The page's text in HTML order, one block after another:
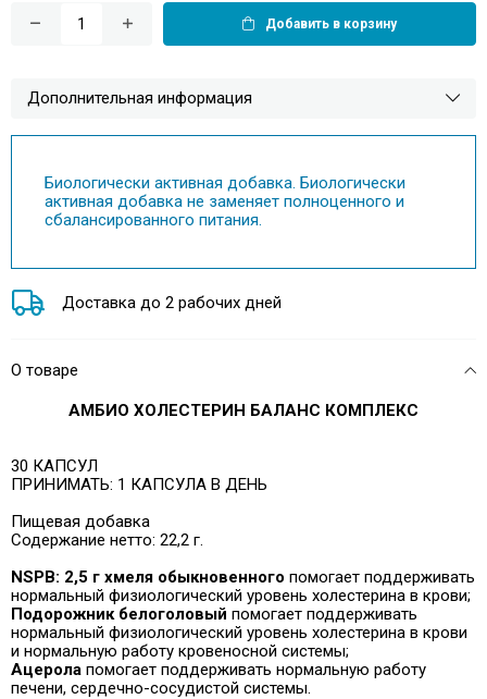
Добавить в корзину
Дополнительная информация
Биологически активная добавка. Биологически
активная добавка не заменяет полноценного и
сбалансированного питания.
Доставка до 2 рабочих дней
О товаре
АМБИО ХОЛЕСТЕРИН БАЛАНС КОМПЛЕКС
30 КАПСУЛ
ПРИНИМАТЬ: 1 КАПСУЛА В ДЕНЬ
Пищевая добавка
Содержание нетто: 22,2 г.
NSPB: 2,5 г хмеля обыкновенного помогает поддерживать
нормальный физиологический уровень холестерина в крови;
Подорожник белоголовый помогает поддерживать
нормальный физиологический уровень холестерина в крови
и нормальную работу кровеносной системы;
Ацерола помогает поддерживать нормальную работу
печени, сердечно-сосудистой системы.